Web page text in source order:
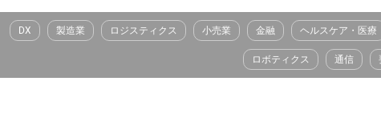
へ
ス
DX 製造業 ロジスティクス 小売業 金融 ヘルスケア・医療
ロボティクス 通信